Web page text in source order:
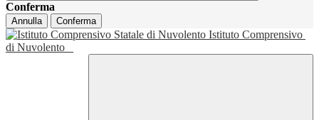
Conferma
Annulla Conferma
Istituto Comprensivo
di Nuvolento